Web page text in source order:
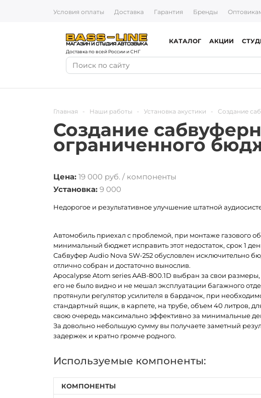
Условия оплаты Доставка Гарантия Бренды
Доставка по всей России и СНГ
КАТАЛОГ АКЦИИ
Главная - Наши работы - Установка акустики - Создание
Создание
ограниченного
Цена: 19 000 руб. / компоненты
Установка: 9 000
Недорогое и результативное улучшение штатной
Автомобиль приехал с проблемой, при монтаже газового
минимальный бюджет исправить этот недостаток, срок 1
Сабвуфер Audio Nova SW-252 обусловлен исключительно
отлично собран и достаточно вынослив.
Apocalypse Atom series AAB-800.1D выбран за свои
его не было видно и не мешал эксплуатации багажного
протянули регулятор усилителя в бардачок, при
стандартный ящик, в карпете, на трубе, объем 40 литров,
свою очередь максимально эффективно за минимальные
За довольно небольшую сумму вы получаете заметный
задержек и кратно громче родного.
Используемые компоненты:
КОМПОНЕНТЫ